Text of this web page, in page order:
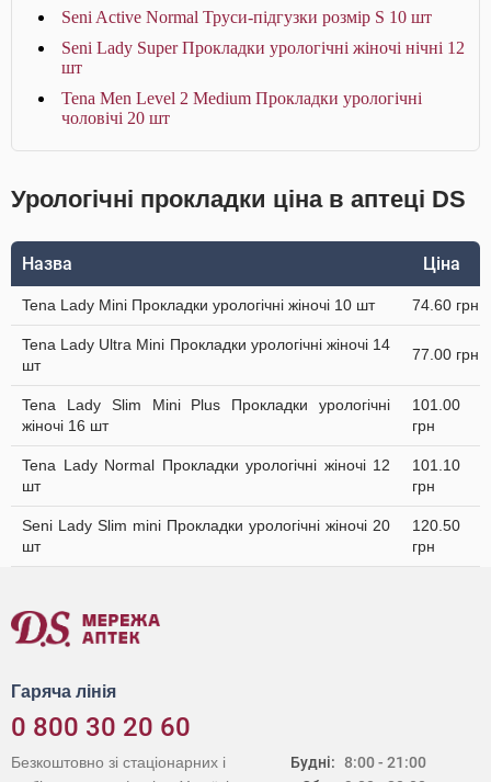
Seni Active Normal Труси-підгузки розмір S 10 шт
Seni Lady Super Прокладки урологічні жіночі нічні 12
шт
Tena Men Level 2 Medium Прокладки урологічні
чоловічі 20 шт
Урологічні прокладки ціна в аптеці DS
Назва Ціна
Tena Lady Mini Прокладки урологічні жіночі 10 шт 74.60 грн
Tena Lady Ultra Mini Прокладки урологічні жіночі 14
шт
77.00 грн
Tena Lady Slim Mini Plus Прокладки урологічні
жіночі 16 шт
101.00
грн
Tena Lady Normal Прокладки урологічні жіночі 12
шт
101.10
грн
Seni Lady Slim mini Прокладки урологічні жіночі 20
шт
120.50
грн
Гаряча лінія
0 800 30 20 60
Будні: 8:00 - 21:00
Безкоштовно зі стаціонарних і